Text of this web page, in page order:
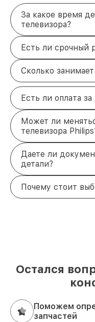
За какое время
телевизора?
Есть ли срочный
Сколько
Есть ли оплата
Может ли
телевизора
Даете ли
детали?
Почему стоит
Остался
Поможем
запчастей